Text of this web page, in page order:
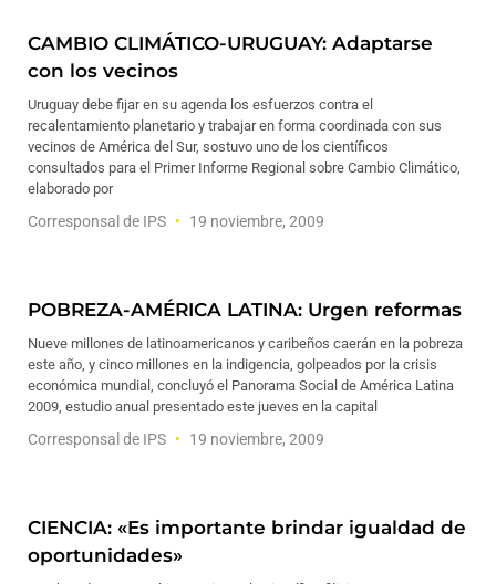
CAMBIO CLIMÁTICO-URUGUAY: Adaptarse
con los vecinos
Uruguay debe fijar en su agenda los esfuerzos contra el
recalentamiento planetario y trabajar en forma coordinada con sus
vecinos de América del Sur, sostuvo uno de los científicos
consultados para el Primer Informe Regional sobre Cambio Climático,
elaborado por
Corresponsal de IPS 19 noviembre, 2009
POBREZA-AMÉRICA LATINA: Urgen reformas
Nueve millones de latinoamericanos y caribeños caerán en la pobreza
este año, y cinco millones en la indigencia, golpeados por la crisis
económica mundial, concluyó el Panorama Social de América Latina
2009, estudio anual presentado este jueves en la capital
Corresponsal de IPS 19 noviembre, 2009
CIENCIA: «Es importante brindar igualdad de
oportunidades»